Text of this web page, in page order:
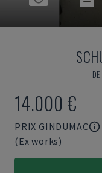
14.000 €
PRIX GINDUMAC
(Ex works)